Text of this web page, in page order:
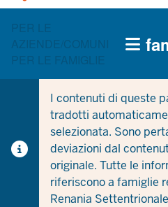
PER LE
AZIENDE/COMUNI
PER LE FAMIGLIE
I contenuti di queste
tradotti
selezionata. Sono
deviazioni dal
originale. Tutte le
riferiscono a famiglie
Renania